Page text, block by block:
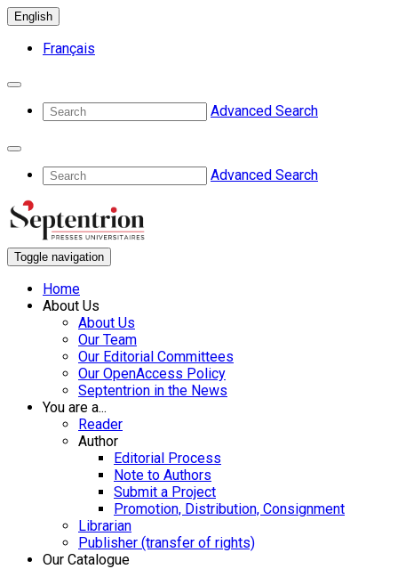
English
Français
Advanced Search
Advanced Search
Toggle navigation
Home
About Us
About Us
Our Team
Our Editorial Committees
Our OpenAccess Policy
Septentrion in the News
You are a...
Reader
Author
Editorial Process
Note to Authors
Submit a Project
Promotion, Distribution, Consignment
Librarian
Publisher (transfer of rights)
Our Catalogue